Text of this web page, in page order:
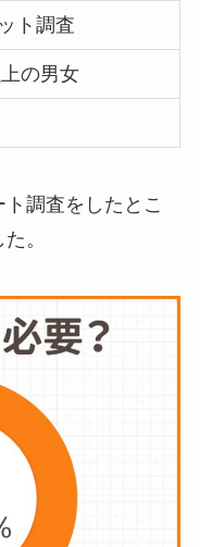
い？買ってよか
？代用は布団乾
や掃除機など
どうしてる？代
ーターテーブル
作り
よかった？
ルポットはいる
ト調査
の男女
調査をしたとこ
。